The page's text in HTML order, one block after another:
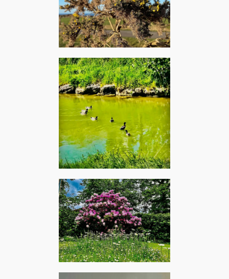
Fécamp, février 2024 –
Georges Brassens : La
mauvaise réputation
Sevran, mai 2024 –
Devendra Banhart : Your
fine petting duck